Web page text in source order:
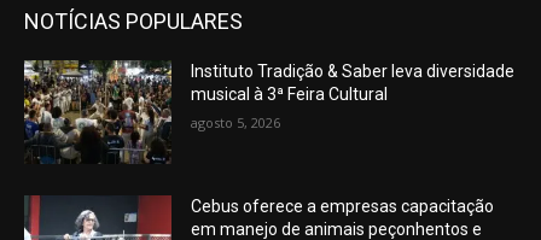
NOTÍCIAS POPULARES
Instituto Tradição & Saber leva diversidade
musical à 3ª Feira Cultural
agosto 5, 2026
Cebus oferece a empresas capacitação
em manejo de animais peçonhentos e